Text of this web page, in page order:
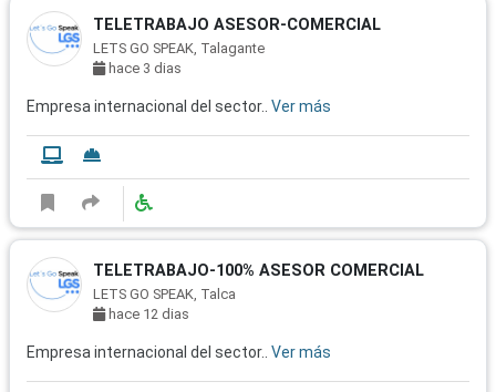
TELETRABAJO ASESOR-COMERCIAL
LETS GO SPEAK, Talagante
hace 3 dias
Empresa internacional del sector.. Ver más
TELETRABAJO-100% ASESOR COMERCIAL
LETS GO SPEAK, Talca
hace 12 dias
Empresa internacional del sector.. Ver más